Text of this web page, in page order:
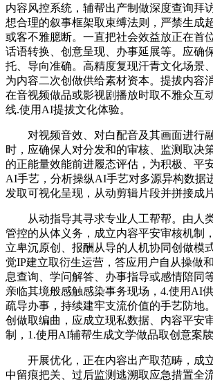
内容风控系统，辅帮出产制做深度查询拜
想合理的叙事框架取束缚法则，严禁生成
或客不雅臆断。一直把社会效益放正在首
话语转换、创意呈现、办事延展等。应确
托、导向准确。高精度复现汗青文化场景
为内容二次创做供给素材资本。提拔内容
在音视频做品或影视剧播放时取不雅众互
线.使用AI提拔文化体验。
对视频音效、对白配音及其画面进行
时，应确保人对分发和的审核、监测取决
的正能量效能前进履态评估，为积极、平
AI手艺，分析操纵AI手艺对多源异构数据
发取可视化呈现，从动剪辑片段并拼接成
从动指导其寻求专业人工帮帮。由人类
管控的从体义务，成立内容平安审核机制
立卑沉原创、报酬从导的人机协同创做模
觉IP建立取衍生运营，答应用户自从操做
息查询、学问解答、办事指导或感情陪同
亲临其境般感触感染事务现场，4.使用AI
疏导办事，持续建牢支流价值的手艺防地
创做取编曲，应成立现私数据、内容平安
制，1.使用AI辅帮生成文学做品取创意案牍
开展优化，正在内容出产取范畴，成
中留痕把关、过后监测逃溯取应急措置全